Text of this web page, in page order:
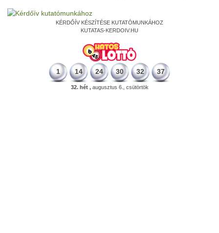
KÉRDŐÍV KÉSZÍTÉSE KUTATÓMUNKÁHOZ
KUTATAS-KERDOIV.HU
1 14 24 30 32 37
32. hét ,augusztus 6., csütörtök